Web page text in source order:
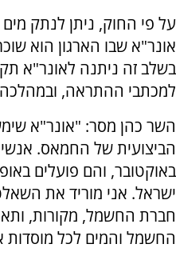
על פי החוק, ניתן לנתק
אונר"א שבו הארגון הוא
למכתבי ההתראה, ובמהלכה
השר כהן מסר: "אונר"א
הביצועית של החמאס.
באוקטובר, והם פועלים
ישראל. אני מוריד את
חברת החשמל, מקורות,
החשמל והמים לכל מוסדות